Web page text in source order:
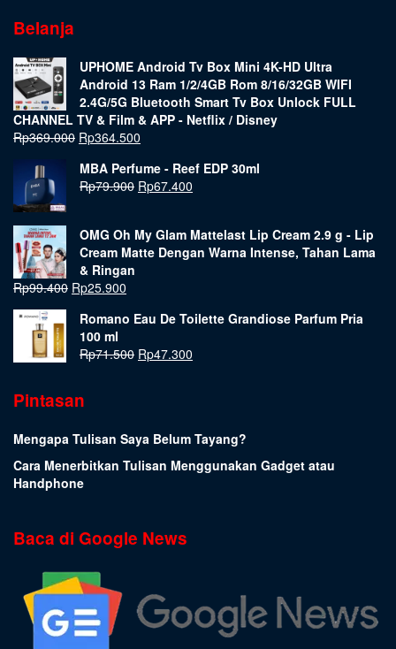
Belanja
UPHOME Android Tv Box Mini 4K-HD Ultra
Android 13 Ram 1/2/4GB Rom 8/16/32GB WIFI
2.4G/5G Bluetooth Smart Tv Box Unlock FULL
CHANNEL TV & Film & APP - Netflix / Disney
Rp369.000 Rp364.500
MBA Perfume - Reef EDP 30ml
Rp79.900 Rp67.400
OMG Oh My Glam Mattelast Lip Cream 2.9 g - Lip
Cream Matte Dengan Warna Intense, Tahan Lama
& Ringan
Rp99.400 Rp25.900
Romano Eau De Toilette Grandiose Parfum Pria
100 ml
Rp71.500 Rp47.300
Pintasan
Mengapa Tulisan Saya Belum Tayang?
Cara Menerbitkan Tulisan Menggunakan Gadget atau
Handphone
Baca di Google News